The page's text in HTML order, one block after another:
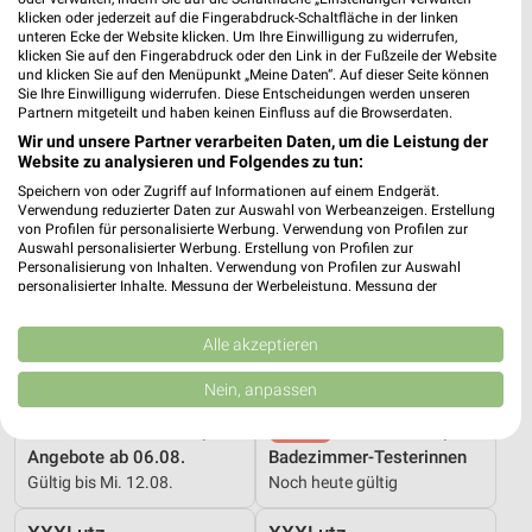
Gültig bis Fr. 14.08. Gültig bis Fr. 14.08.
Kaufland
Angebote ab 06.08.
Gültig bis Mi. 12.08.
XXXLutz
Badezimmer-Testerinnen
Noch heute gültig
klicken oder jederzeit auf die Fingerabdruck-Schaltfläche in der linken
unteren Ecke der Website klicken. Um Ihre Einwilligung zu widerrufen,
klicken Sie auf den Fingerabdruck oder den Link in der Fußzeile der Website
und klicken Sie auf den Menüpunkt „Meine Daten“. Auf dieser Seite können
Sie Ihre Einwilligung widerrufen. Diese Entscheidungen werden unseren
Partnern mitgeteilt und haben keinen Einfluss auf die Browserdaten.
Wir und unsere Partner verarbeiten Daten, um die Leistung der
Website zu analysieren und Folgendes zu tun:
Speichern von oder Zugriff auf Informationen auf einem Endgerät.
Verwendung reduzierter Daten zur Auswahl von Werbeanzeigen. Erstellung
von Profilen für personalisierte Werbung. Verwendung von Profilen zur
Auswahl personalisierter Werbung. Erstellung von Profilen zur
Personalisierung von Inhalten. Verwendung von Profilen zur Auswahl
personalisierter Inhalte. Messung der Werbeleistung. Messung der
Kombinationen von Daten aus verschiedenen Quellen. Entwicklung und
Verbesserung der Angebote. Verwendung reduzierter Daten zur Auswahl
von Inhalten.
Daten können außerhalb der Europäischen Union weitergegeben und in die
USA gesendet werden.
Website/App.
Partnerliste anzeigen (1 IAB-Anbieter)
Alle akzeptieren
Nein, anpassen